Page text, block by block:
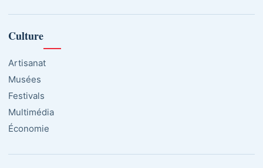
Culture
Artisanat
Musées
Festivals
Multimédia
Économie